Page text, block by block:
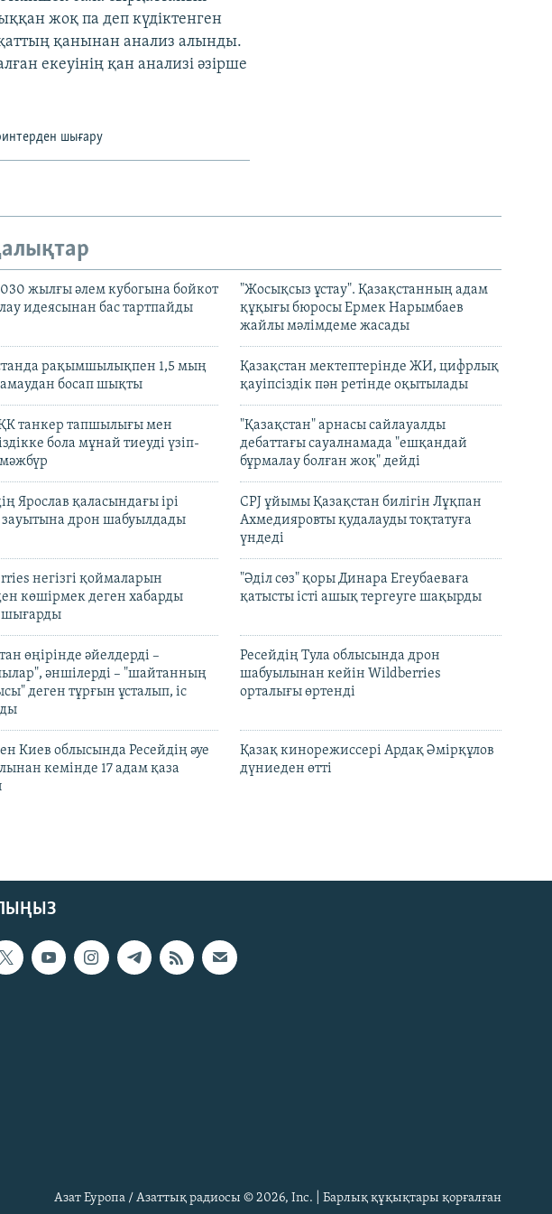
жоқ па деп күдіктенген
қанынан анализ алынды.
екеуінің қан анализі әзірше
шығару
жылғы әлем кубогына бойкот
идеясынан бас тартпайды
"Жосықсыз ұстау". Қазақстанның адам
құқығы бюросы Ермек Нарымбаев
жайлы мәлімдеме жасады
рақымшылықпен 1,5 мың
босап шықты
Қазақстан мектептерінде ЖИ, цифрлық
қауіпсіздік пән ретінде оқытылады
танкер тапшылығы мен
бола мұнай тиеуді үзіп-
мәжбүр
"Қазақстан" арнасы сайлауалды
дебаттағы сауалнамада "ешқандай
бұрмалау болған жоқ" дейді
Ярослав қаласындағы ірі
дрон шабуылдады
CPJ ұйымы Қазақстан билігін Лұқпан
Ахмедияровты қудалауды тоқтатуға
үндеді
негізгі қоймаларын
көшірмек деген хабарды
"Әділ сөз" қоры Динара Егеубаеваға
қатысты істі ашық тергеуге шақырды
өңірінде әйелдерді –
әншілерді – "шайтанның
деген тұрғын ұсталып, іс
Ресейдің Тула облысында дрон
шабуылынан кейін Wildberries
орталығы өртенді
Киев облысында Ресейдің әуе
кемінде 17 адам қаза
Қазақ кинорежиссері Ардақ Әмірқұлов
дүниеден өтті
Азат Еуропа / Азаттық радиосы © 2026, Inc. | Барлық құқықтары қорғалған